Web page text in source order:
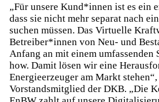
„Für unsere Kund*innen ist es ein
dass sie nicht mehr separat nach
suchen müssen. Das Virtuelle
Betreiber*innen von Neu- und
Anfang an mit einem umfassenden
how. Damit lösen wir eine
Energieerzeuger am Markt
Vorstandsmitglied der DKB. „Die